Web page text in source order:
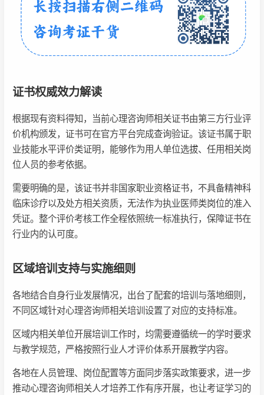
证书权威效力解读
根据现有资料得知，当前心理咨询师相关证书由第三方行业评
价机构颁发，证书可在官方平台完成查询验证。该证书属于职
业技能水平评价类证明，能够作为用人单位选拔、任用相关岗
位人员的参考依据。
需要明确的是，该证书并非国家职业资格证书，不具备精神科
临床诊疗以及处方相关资质，无法作为执业医师类岗位的准入
凭证。整个评价考核工作全程依照统一标准执行，保障证书在
行业内的认可度。
区域培训支持与实施细则
各地结合自身行业发展情况，出台了配套的培训与落地细则，
不同区域针对心理咨询师相关培训设置了对应的支持标准。
区域内相关单位开展培训工作时，均需要遵循统一的学时要求
与教学规范，严格按照行业人才评价体系开展教学内容。
各地在人员管理、岗位配置等方面同步落实政策要求，进一步
推动心理咨询师相关人才培养工作有序开展，也让考证学习的